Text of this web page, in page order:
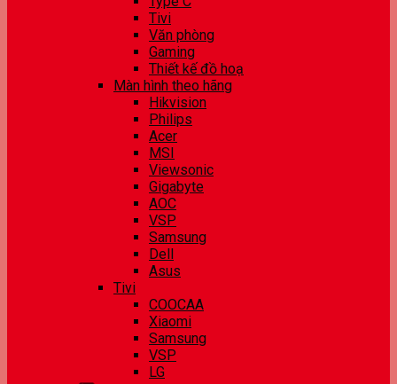
Tivi
Văn phòng
Gaming
Thiết kế đồ hoạ
Màn hình theo hãng
Hikvision
Philips
Acer
MSI
Viewsonic
Gigabyte
AOC
VSP
Samsung
Dell
Asus
Tivi
COOCAA
Xiaomi
Samsung
VSP
LG